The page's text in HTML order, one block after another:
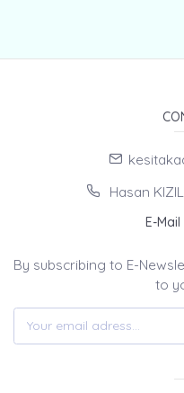
Hasan
E-
By subscribing to E-
to